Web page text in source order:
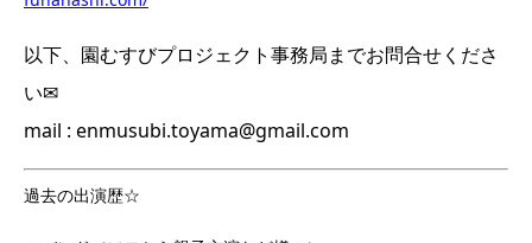
以下、園むすびプロジェクト事務局までお問合せくださ
い✉
mail : enmusubi.toyama@gmail.com
過去の出演歴☆